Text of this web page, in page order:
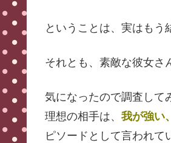
ということは、実はもう
それとも、素敵な彼女さ
気になったので調査して
理想の相手は、 我が強い
ピソードとして言われて